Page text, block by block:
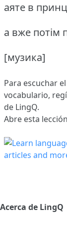
аяте в
а вже потім
[музика]
Para escuchar
vocabulario,
de LingQ.
Abre esta
Acerca de LingQ